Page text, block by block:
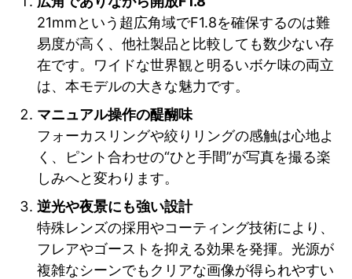
21mmという超広角域でF1.8を確保するのは難
易度が高く、他社製品と比較しても数少ない存
在です。ワイドな世界観と明るいボケ味の両立
は、本モデルの大きな魅力です。
マニュアル操作の醍醐味
フォーカスリングや絞りリングの感触は心地よ
く、ピント合わせの“ひと手間”が写真を撮る楽
しみへと変わります。
逆光や夜景にも強い設計
特殊レンズの採用やコーティング技術により、
フレアやゴーストを抑える効果を発揮。光源が
複雑なシーンでもクリアな画像が得られやすい